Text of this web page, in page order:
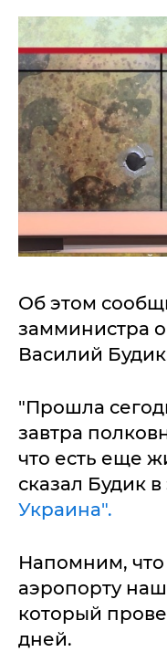
Об этом
замминистра
Василий
"Прошла
завтра
что есть еще
сказал Будик
Украина".
Напомним,
аэропорту
который
дней.